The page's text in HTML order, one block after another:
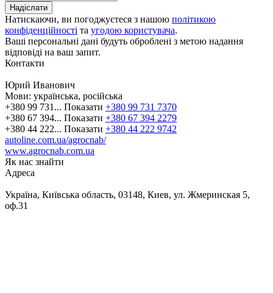
Натискаючи, ви погоджуєтеся з нашою політикою
конфіденційності та угодою користувача.
Ваші персональні дані будуть оброблені з метою надання
відповіді на ваш запит.
Контакти
Юрий Иванович
Мови: українська, російська
+380 99 731... Показати +380 99 731 7370
+380 67 394... Показати +380 67 394 2279
+380 44 222... Показати +380 44 222 9742
autoline.com.ua/agrocnab/
www.agrocnab.com.ua
Як нас знайти
Адреса
Україна, Київська область, 03148, Киев, ул. Жмеринская 5,
оф.31